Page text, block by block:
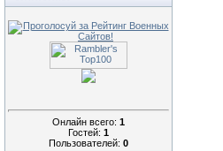
Онлайн всего: 1
Гостей: 1
Пользователей: 0